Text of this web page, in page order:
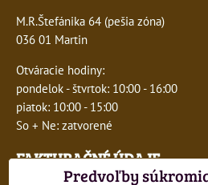
M.R.Štefánika 64 (pešia zóna)
036 01 Martin
Otváracie hodiny:
pondelok - štvrtok: 10:00 - 16:00
piatok: 10:00 - 15:00
So + Ne: zatvorené
FAKTURAČNÉ ÚDAJE
Predvoľby